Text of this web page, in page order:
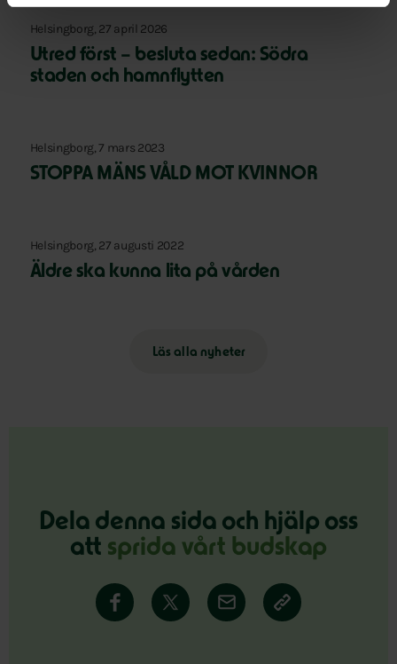
Helsingborg, 27 april 2026
Utred först – besluta sedan: Södra
staden och hamnflytten
Helsingborg, 7 mars 2023
STOPPA MÄNS VÅLD MOT KVINNOR
Helsingborg, 27 augusti 2022
Äldre ska kunna lita på vården
Läs alla nyheter
Dela denna sida och hjälp oss
att sprida vårt budskap